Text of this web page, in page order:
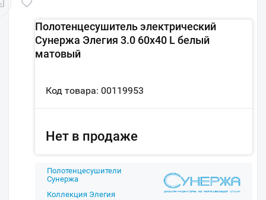
Полотенцесушитель электрический
Сунержа Элегия 3.0 60х40 L белый
матовый
Код товара: 00119953
Нет в продаже
Полотенцесушители
Сунержа
Коллекция Элегия